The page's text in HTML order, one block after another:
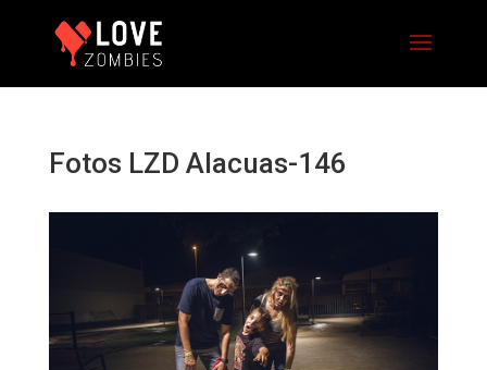
Fotos LZD Alacuas-146